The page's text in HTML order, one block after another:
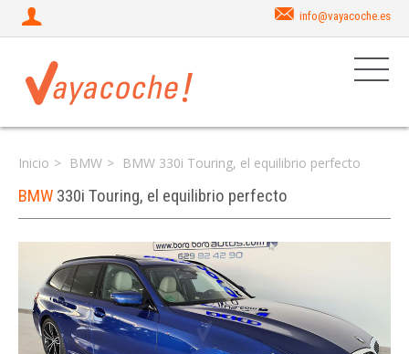
info@vayacoche.es
Inicio BMW BMW 330i Touring, el equilibrio perfecto
BMW 330i Touring, el equilibrio perfecto